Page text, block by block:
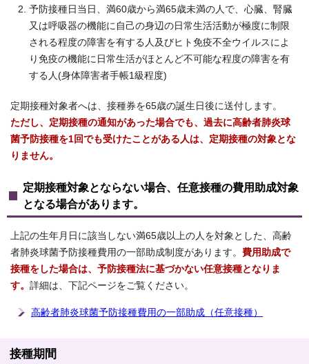
予防接種日当日、満60歳から満65歳未満の人で、心臓、腎臓
又は呼吸器の機能に自己の身辺の日常生活活動が極度に制限
される程度の障害を有する人及びヒト免疫不全ウイルスによ
り免疫の機能に日常生活がほとんど不可能な程度の障害を有
する人(身体障害者手帳1級程度)
定期接種対象者へは、接種券を65歳の誕生日後に送付します。
ただし、定期接種の通知があった場合でも、過去に高齢者肺炎球
菌予防接種を1回でも受けたことがある人は、定期接種の対象とな
りません。
定期接種対象とならない場合、任意接種の費用助成対象
となる場合があります。
上記の生年月日に該当しない満65歳以上の人を対象とした、高齢
者肺炎球菌予防接種費用の一部助成制度があります。 費用助成で
接種をした場合は、予防接種法に基づかない任意接種となりま
す。 詳細は、下記ページをご覧ください。
高齢者肺炎球菌予防接種費用の一部助成（任意接種）
接種期間